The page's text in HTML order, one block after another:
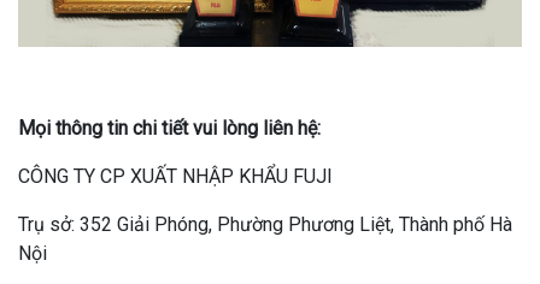
Mọi thông tin chi tiết vui lòng liên hệ:
CÔNG TY CP XUẤT NHẬP KHẨU FUJI
Trụ sở: 352 Giải Phóng, Phường Phương Liệt, Thành phố Hà
Nội